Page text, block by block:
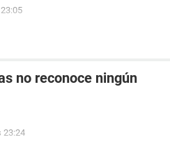
no reconoce ningún
23:24